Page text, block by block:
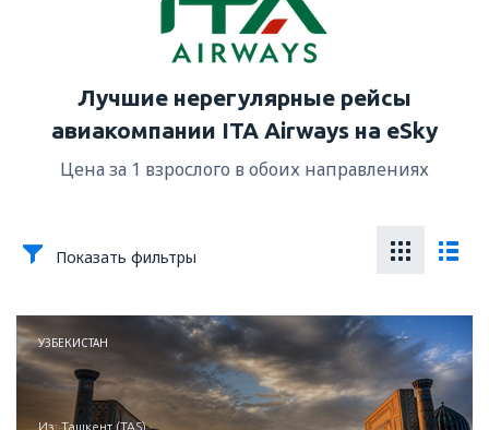
Лучшие нерегулярные рейсы
авиакомпании ITA Airways на eSky
Цена за 1 взрослого в обоих направлениях
Показать фильтры
УЗБЕКИСТАН
из: Ташкент (TAS)